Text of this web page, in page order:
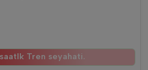
Tren seyahati.